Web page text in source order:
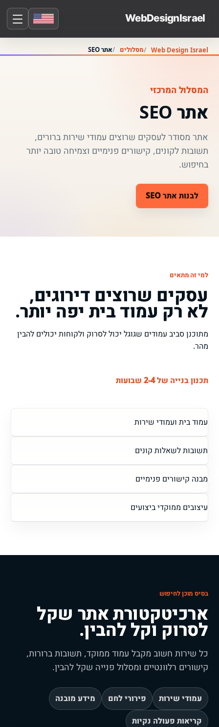
Web Design Israel מסלולים אתר SEO
המסלול המרכזי
אתר SEO
אתר מסודר לעסקים שרוצים עמודי שירות ברורים,
תשובות לקונים, קישורים פנימיים וצמיחה טובה יותר
בחיפוש.
לבנות אתר SEO
למי זה מתאים
עסקים שרוצים דירוגים,
לא רק עמוד בית יפה יותר.
מתוכנן סביב עמודים שגוגל יכול לסרוק ולקוחות יכולים להבין
מהר.
תכנון בנייה של 2-4 שבועות
עמוד בית ועמודי שירות
תשובות לשאלות קונים
מבנה קישורים פנימיים
עיצובים ממוקדי ביצועים
בסיס מוכן לחיפוש
ארכיטקטורת אתר שקל
לסרוק וקל להבין.
כל שירות חשוב מקבל עמוד ממוקד, תשובות ברורות,
קישורים רלוונטיים ומסלול פנייה שקל להבין.
עמודי שירות פירורי לחם מידע מובנה
קריאות פעולה נקיות